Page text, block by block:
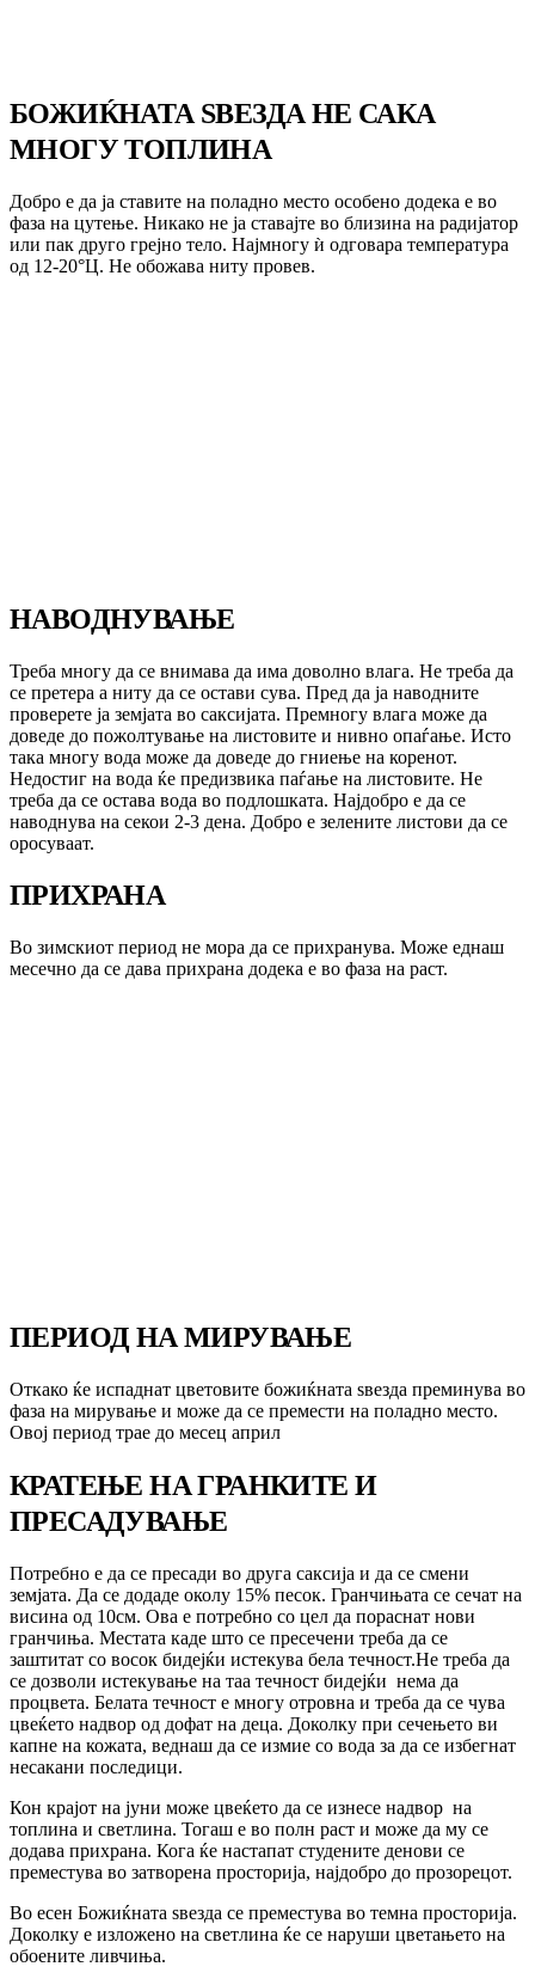
БОЖИЌНАТА ЅВЕЗДА НЕ САКА
МНОГУ ТОПЛИНА
Добро е да ја ставите на поладно место особено додека е во
фаза на цутење. Никако не ја ставајте во близина на радијатор
или пак друго грејно тело. Најмногу ѝ одговара температура
од 12-20°Ц. Не обожава ниту провев.
НАВОДНУВАЊЕ
Треба многу да се внимава да има доволно влага. Не треба да
се претера а ниту да се остави сува. Пред да ја наводните
проверете ја земјата во саксијата. Премногу влага може да
доведе до пожолтување на листовите и нивно опаѓање. Исто
така многу вода може да доведе до гниење на коренот.
Недостиг на вода ќе предизвика паѓање на листовите. Не
треба да се остава вода во подлошката. Најдобро е да се
наводнува на секои 2-3 дена. Добро е зелените листови да се
оросуваат.
ПРИХРАНА
Во зимскиот период не мора да се прихранува. Може еднаш
месечно да се дава прихрана додека е во фаза на раст.
ПЕРИОД НА МИРУВАЊЕ
Откако ќе испаднат цветовите божиќната ѕвезда преминува во
фаза на мирување и може да се премести на поладно место.
Овој период трае до месец април
КРАТЕЊЕ НА ГРАНКИТЕ И
ПРЕСАДУВАЊЕ
Потребно е да се пресади во друга саксија и да се смени
земјата. Да се додаде околу 15% песок. Гранчињата се сечат на
висина од 10см. Ова е потребно со цел да пораснат нови
гранчиња. Местата каде што се пресечени треба да се
заштитат со восок бидејќи истекува бела течност.Не треба да
се дозволи истекување на таа течност бидејќи нема да
процвета. Белата течност е многу отровна и треба да се чува
цвеќето надвор од дофат на деца. Доколку при сечењето ви
капне на кожата, веднаш да се измие со вода за да се избегнат
несакани последици.
Кон крајот на јуни може цвеќето да се изнесе надвор на
топлина и светлина. Тогаш е во полн раст и може да му се
додава прихрана. Кога ќе настапат студените денови се
преместува во затворена просторија, најдобро до прозорецот.
Во есен Божиќната ѕвезда се преместува во темна просторија.
Доколку е изложено на светлина ќе се наруши цветањето на
обоените ливчиња.